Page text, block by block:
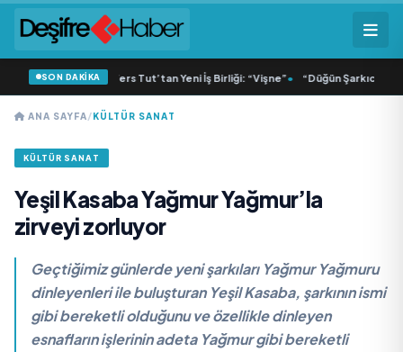
SON DAKİKA
Lisa ve Dolu Kadehi Ters Tut’tan Yeni İş Birliği: “Vişne”• “Düğün Şarkıcısı”
ANA SAYFA/KÜLTÜR SANAT
KÜLTÜR SANAT
Yeşil Kasaba Yağmur Yağmur’la
zirveyi zorluyor
Geçtiğimiz günlerde yeni şarkıları Yağmur Yağmuru
dinleyenleri ile buluşturan Yeşil Kasaba, şarkının ismi
gibi bereketli olduğunu ve özellikle dinleyen
esnafların işlerinin adeta Yağmur gibi bereketli